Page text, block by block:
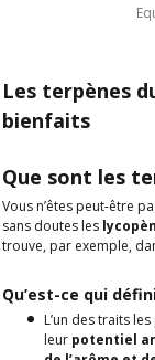
Les terpènes
bienfaits
Que sont les
Vous n’êtes peut-être
sans doutes les
trouve, par exemple,
Qu’est-ce qui
L’un des traits
leur potentiel